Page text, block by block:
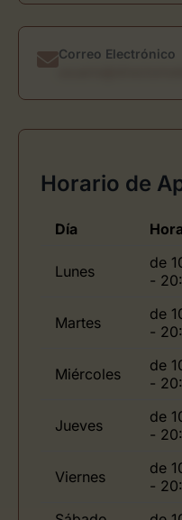
Correo Electrónico
Horario de
Día
Lunes
de
-
Martes
de
-
Miércoles
de
-
Jueves
de
-
Viernes
de
-